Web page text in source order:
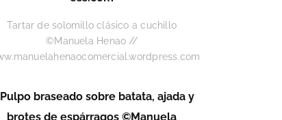
Tartar de solomillo clásico a cuchillo
©Manuela Henao //